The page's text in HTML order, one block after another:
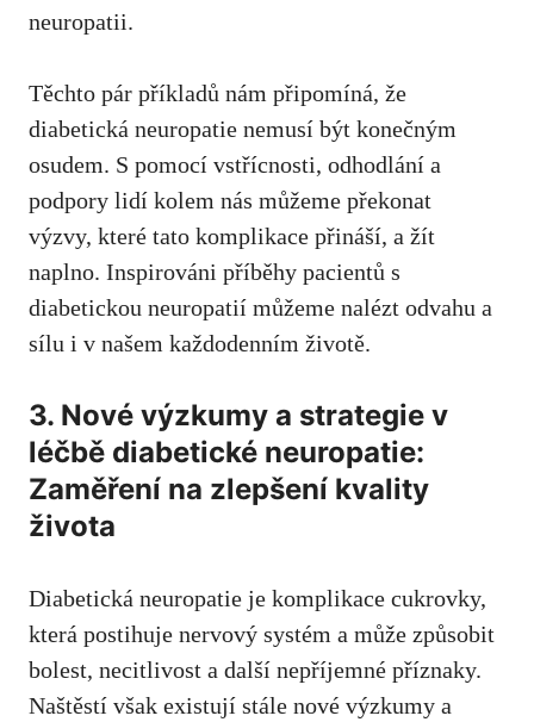
neuropatii.
Těchto pár příkladů nám připomíná,⁤ že
diabetická neuropatie nemusí ‍být ⁢konečným
osudem. S pomocí ⁢vstřícnosti, odhodlání a
‍podpory lidí​ kolem nás můžeme překonat
‌výzvy, které tato komplikace ‍přináší, a⁢ žít‌
naplno. Inspirováni příběhy pacientů s
diabetickou neuropatií můžeme nalézt ⁤odvahu a
sílu ⁤i v našem ‍každodenním životě.
3. Nové⁣ výzkumy a⁤ strategie v ​
léčbě diabetické ⁢neuropatie:
Zaměření na ​zlepšení kvality
života
Diabetická neuropatie je komplikace ‍cukrovky,
která postihuje nervový systém a může ⁢způsobit
bolest, necitlivost a další nepříjemné příznaky.
Naštěstí však‌ existují stále nové výzkumy‍ a